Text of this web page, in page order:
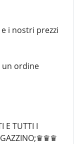
i nostri prezzi
un ordine
E TUTTI I